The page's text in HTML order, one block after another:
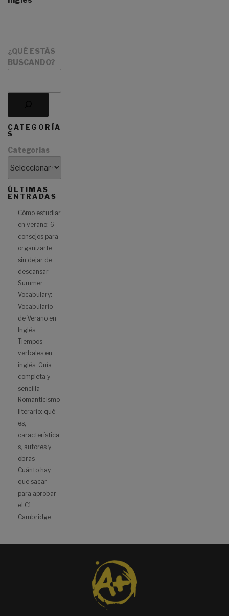
e
¿QUÉ ESTÁS
BUSCANDO?
CATEGORÍA
S
Categorías
ÚLTIMAS
ENTRADAS
Cómo estudiar
en verano: 6
consejos para
organizarte
sin dejar de
descansar
Summer
Vocabulary:
Vocabulario
de Verano en
Inglés
Tiempos
verbales en
inglés: Guía
completa y
sencilla
Romanticismo
literario: qué
es,
característica
s, autores y
obras
Cuánto hay
que sacar
para aprobar
el C1
Cambridge